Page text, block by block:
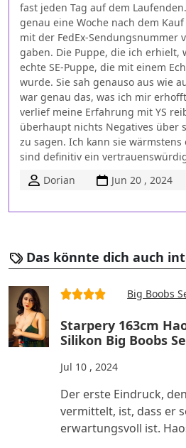
fast jeden Tag auf dem
genau eine Woche nach dem
mit der FedEx-Sendungsnummer
gaben. Die Puppe, die ich erhielt,
echte SE-Puppe, die mit einem
wurde. Sie sah genauso aus wie
war genau das, was ich mir
verlief meine Erfahrung mit YS
überhaupt nichts Negatives über
zu sagen. Ich kann sie
sind definitiv ein
Dorian
Jun 20 , 2024
Das könnte dich auch
Big Boobs
Starpery 163cm
Silikon Big Boobs
Jul 10 , 2024
Der erste Eindruck,
vermittelt, ist, dass er
erwartungsvoll ist.